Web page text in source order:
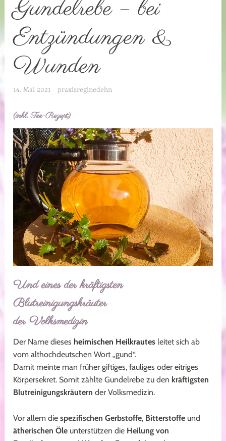
Gundelrebe – bei
Entzündungen &
Wunden
14. Mai 2021 praxisreginedehn
(inkl. Tee-Rezept)
Und eines der kräftigsten
Blutreinigungskräuter
der Volksmedizin
Der Name dieses heimischen Heilkrautes leitet sich ab
vom althochdeutschen Wort „gund“.
Damit meinte man früher giftiges, fauliges oder eitriges
Körpersekret. Somit zählte Gundelrebe zu den kräftigsten
Blutreinigungskräutern der Volksmedizin.
Vor allem diespezifischen Gerbstoffe, Bitterstoffe und
ätherischen Öle unterstützen die Heilung von